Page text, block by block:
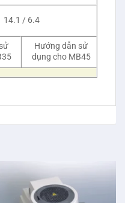
14.1 / 6.4
Hướng dẫn sử
dụng cho MB45